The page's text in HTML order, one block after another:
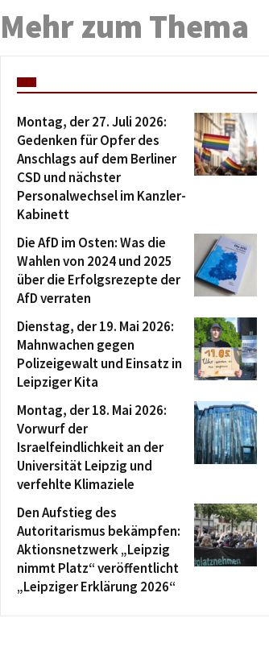
Mehr zum Thema
Montag, der 27. Juli 2026:
Gedenken für Opfer des
Anschlags auf dem Berliner
CSD und nächster
Personalwechsel im Kanzler-
Kabinett
Die AfD im Osten: Was die
Wahlen von 2024 und 2025
über die Erfolgsrezepte der
AfD verraten
Dienstag, der 19. Mai 2026:
Mahnwachen gegen
Polizeigewalt und Einsatz in
Leipziger Kita
Montag, der 18. Mai 2026:
Vorwurf der
Israelfeindlichkeit an der
Universität Leipzig und
verfehlte Klimaziele
Den Aufstieg des
Autoritarismus bekämpfen:
Aktionsnetzwerk „Leipzig
nimmt Platz“ veröffentlicht
„Leipziger Erklärung 2026“